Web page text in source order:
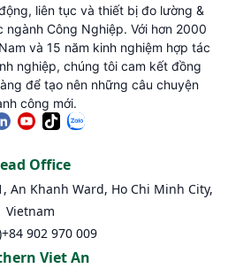
liên tục và thiết bị đo lường &
ngành Công Nghiệp. Với hơn 2000
và 15 năm kinh nghiệm hợp tác
nghiệp, chúng tôi cam kết đồng
để tạo nên những câu chuyện
công mới.
Office
An Khanh Ward, Ho Chi Minh City,
Vietnam
+84 902 970 009
Viet An